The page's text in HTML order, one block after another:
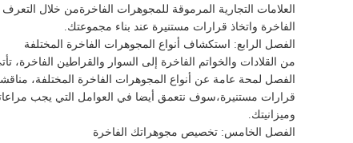
العلامات التجارية المرموقة للمجوهرات الفاخرةمن خلال
الفاخرة واتخاذ قرارات مستنيرة عند بناء مجموعتك.
الفصل الرابع: استكشاف أنواع المجوهرات الفاخرة المختلفة
من القلادات والخواتم الفاخرة إلى السوار والقراطين
الفصل لمحة عامة عن أنواع المجوهرات الفاخرة المختلفة،
قرارات مستنيرة،سوف نتعمق أيضا في العوامل التي يجب
وميزانيتك.
الفصل الخامس: تخصيص مجوهراتك الفاخرة